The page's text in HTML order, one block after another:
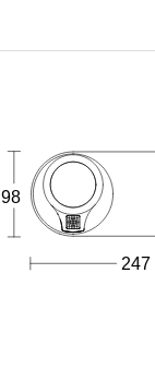
247
98